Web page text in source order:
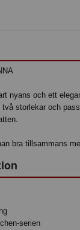
nyans och ett
storlekar och
bra tillsammans
serien